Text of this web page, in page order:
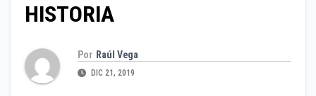
HISTORIA
Por Raúl Vega
DIC 21, 2019